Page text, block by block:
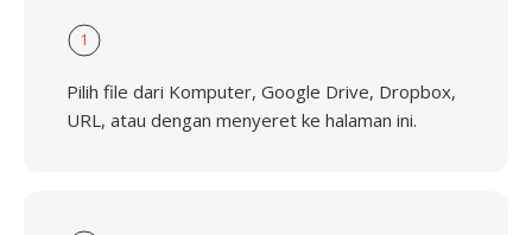
1
Pilih file dari Komputer, Google Drive, Dropbox,
URL, atau dengan menyeret ke halaman ini.